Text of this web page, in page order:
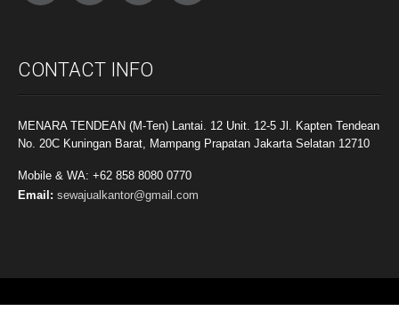
CONTACT INFO
MENARA TENDEAN (M-Ten) Lantai. 12 Unit. 12-5 Jl. Kapten Tendean
No. 20C Kuningan Barat, Mampang Prapatan Jakarta Selatan 12710
Mobile & WA: +62 858 8080 0770
Email: sewajualkantor@gmail.com